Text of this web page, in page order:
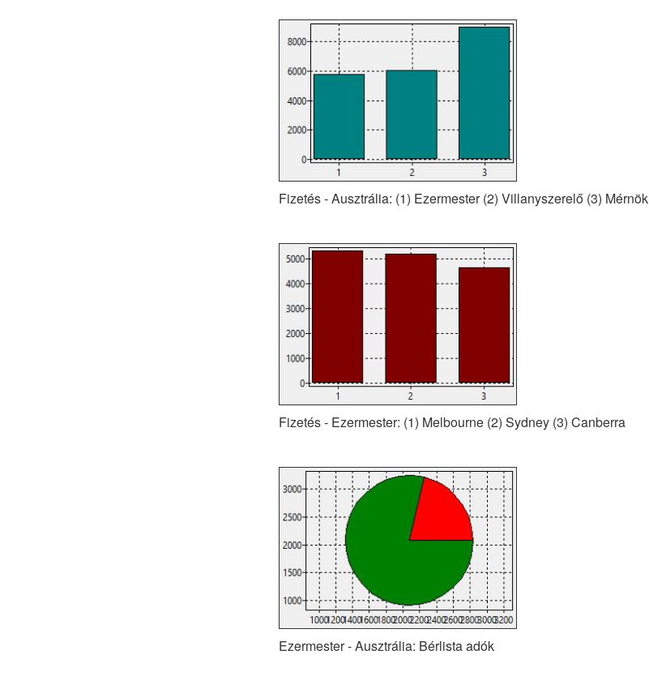
Fizetés - Ausztrália: (1) Ezermester (2) Villanyszerelő (3) Mérnök
Fizetés - Ezermester: (1) Melbourne (2) Sydney (3) Canberra
Ezermester - Ausztrália: Bérlista adók